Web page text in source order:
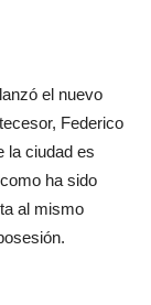
el nuevo
Federico
la ciudad es
ha sido
al mismo